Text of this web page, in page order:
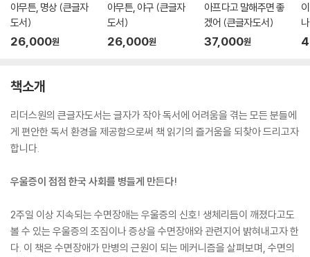
아무튼, 명상 (큰글자
도서)
26,000원
아무튼, 야구 (큰글자
도서)
26,000원
아프다고 말해주면 좋
겠어 (큰글자도서)
37,000원
책소개
리더스원의 큰글자도서는 글자가 작아 독서에 어려움을 겪는 모든 분들에
게 편안한 독서 환경을 제공함으로써 책 읽기의 즐거움을 되찾아 드리고자
합니다.
우울증이 점점 한국 사회를 병들게 만든다!
2주일 이상 지속되는 수면장애는 우울증의 신호! 생체리듬이 깨졌다고도
볼 수 있는 우울증의 조짐이나 증상을 수면장애와 관련지어 밝혀내고자 한
다. 이 책은 수면장애가 만병의 근원이 되는 메커니즘을 살펴보며, 수면의